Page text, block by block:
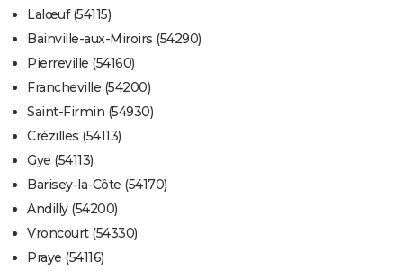
Lalœuf (54115)
Bainville-aux-Miroirs (54290)
Pierreville (54160)
Francheville (54200)
Saint-Firmin (54930)
Crézilles (54113)
Gye (54113)
Barisey-la-Côte (54170)
Andilly (54200)
Vroncourt (54330)
Praye (54116)